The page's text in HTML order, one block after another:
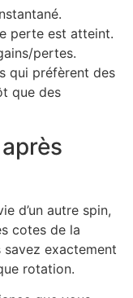
perte est atteint.
pertes.
qui préfèrent des
que des
d’un autre spin,
cotes de la
exactement
rotation.